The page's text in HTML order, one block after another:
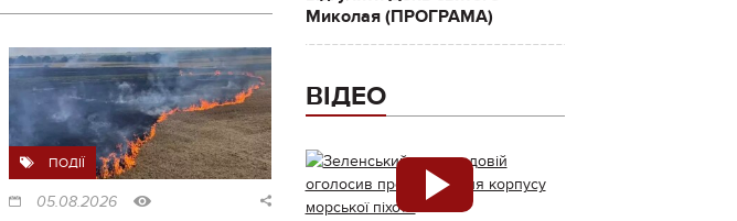
ПОДІЇ
05.08.2026
Миколая (ПРОГРАМА)
ВІДЕО